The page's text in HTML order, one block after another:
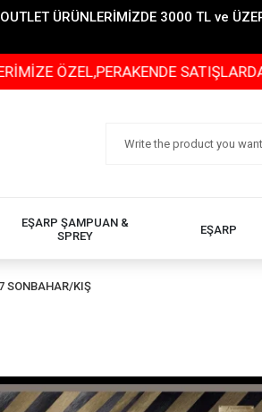
ÜRÜNLERİMİZDE 3000 TL ve
SATIŞLARDA
EŞARP ŞAMPUAN &
SPREY
EŞARP
SONBAHAR/KIŞ